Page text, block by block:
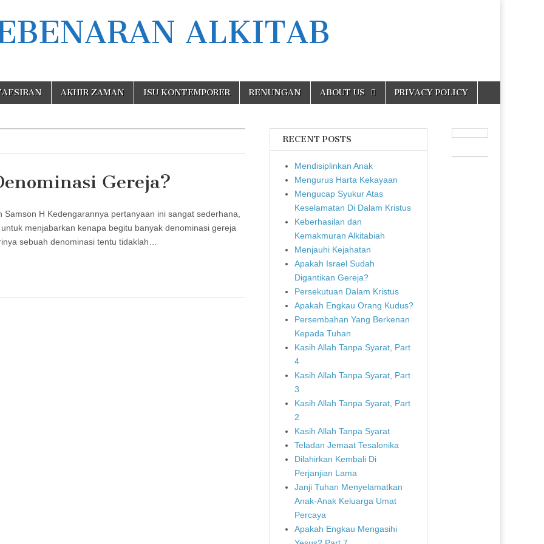
ALKITAB
AKHIR ZAMAN ISU KONTEMPORER RENUNGAN ABOUT US PRIVACY POLICY
Gereja?
Samson H Kedengarannya pertanyaan ini sangat sederhana,
menjabarkan kenapa begitu banyak denominasi gereja
sebuah denominasi tentu tidaklah…
RECENT POSTS
Mendisiplinkan Anak
Mengurus Harta Kekayaan
Mengucap Syukur Atas
Keselamatan Di Dalam Kristus
Keberhasilan dan
Kemakmuran Alkitabiah
Menjauhi Kejahatan
Apakah Israel Sudah
Digantikan Gereja?
Persekutuan Dalam Kristus
Apakah Engkau Orang Kudus?
Persembahan Yang Berkenan
Kepada Tuhan
Kasih Allah Tanpa Syarat, Part
4
Kasih Allah Tanpa Syarat, Part
3
Kasih Allah Tanpa Syarat, Part
2
Kasih Allah Tanpa Syarat
Teladan Jemaat Tesalonika
Dilahirkan Kembali Di
Perjanjian Lama
Janji Tuhan Menyelamatkan
Anak-Anak Keluarga Umat
Percaya
Apakah Engkau Mengasihi